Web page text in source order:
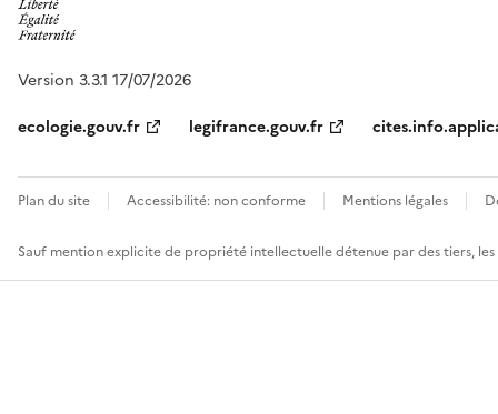
Version 3.3.1 17/07/2026
ecologie.gouv.fr
legifrance.gouv.fr
Plan du site Accessibilité: non conforme Mentions légales
Sauf mention explicite de propriété intellectuelle détenue par des tiers,